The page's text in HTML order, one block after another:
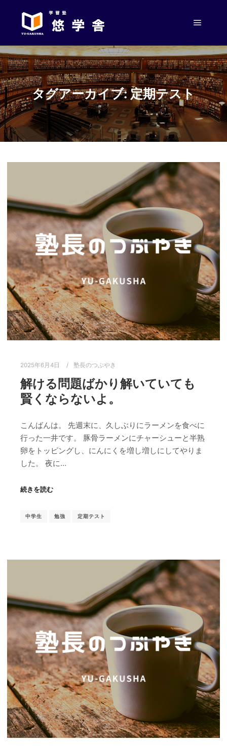
タグアーカイブ:定期テスト
2025年6月4日 塾長のつぶやき
解ける問題ばかり解いていても
賢くならないよ。
こんばんは。 先週末に、久しぶりにラーメンを食べに
行った一井です。 豚骨ラーメンにチャーシューと半熟
卵をトッピングし、にんにくを増し増しにしてやりま
した。 夜に…
続きを読む
中学生 勉強 定期テスト